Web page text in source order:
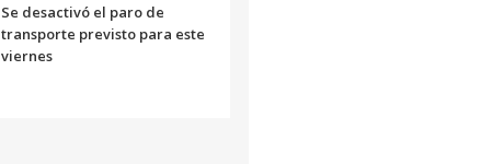
Se desactivó el paro de
transporte previsto para este
viernes